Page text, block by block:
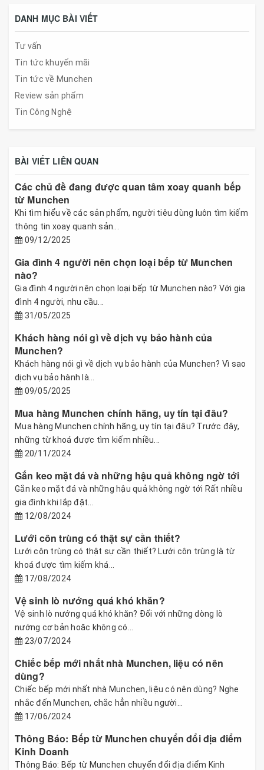
DANH MỤC BÀI VIẾT
Tư vấn
Tin tức khuyến mãi
Tin tức về Munchen
Review sản phẩm
Tin Công Nghệ
BÀI VIẾT LIÊN QUAN
Các chủ đề đang được quan tâm xoay quanh bếp
từ Munchen
Khi tìm hiểu về các sản phẩm, người tiêu dùng luôn tìm kiếm
thông tin xoay quanh sản...
09/12/2025
Gia đình 4 người nên chọn loại bếp từ Munchen
nào?
Gia đình 4 người nên chọn loại bếp từ Munchen nào? Với gia
đình 4 người, nhu cầu...
31/05/2025
Khách hàng nói gì về dịch vụ bảo hành của
Munchen?
Khách hàng nói gì về dịch vụ bảo hành của Munchen? Vì sao
dịch vụ bảo hành là...
09/05/2025
Mua hàng Munchen chính hãng, uy tín tại đâu?
Mua hàng Munchen chính hãng, uy tín tại đâu? Trước đây,
những từ khoá được tìm kiếm nhiều...
20/11/2024
Gắn keo mặt đá và những hậu quả không ngờ tới
Gắn keo mặt đá và những hậu quả không ngờ tới Rất nhiều
gia đình khi lắp đặt...
12/08/2024
Lưới côn trùng có thật sự cần thiết?
Lưới côn trùng có thật sự cần thiết? Lưới côn trùng là từ
khoá được tìm kiếm khá...
17/08/2024
Vệ sinh lò nướng quá khó khăn?
Vệ sinh lò nướng quá khó khăn? Đối với những dòng lò
nướng cơ bản hoăc không có...
23/07/2024
Chiếc bếp mới nhất nhà Munchen, liệu có nên
dùng?
Chiếc bếp mới nhất nhà Munchen, liệu có nên dùng? Nghe
nhắc đến Munchen, chắc hẳn nhiều người...
17/06/2024
Thông Báo: Bếp từ Munchen chuyển đổi địa điểm
Kinh Doanh
Thông Báo: Bếp từ Munchen chuyển đổi địa điểm Kinh